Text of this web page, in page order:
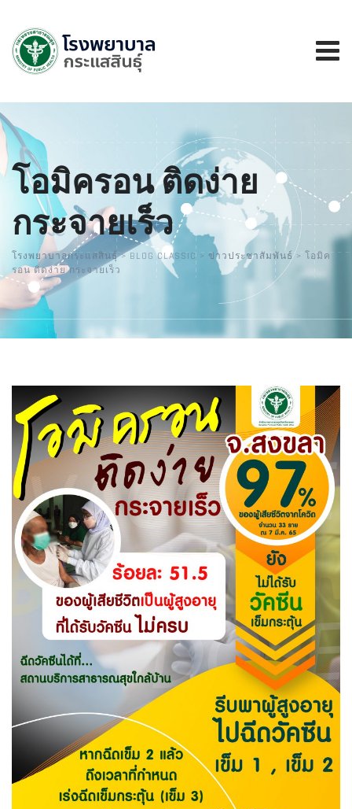
content
โอมิครอน ติดง่าย
กระจายเร็ว
โรงพยาบาลกระแสสินธุ์> BLOG CLASSIC > ข่าวประชาสัมพันธ์> โอมิค
รอน ติดง่าย กระจายเร็ว